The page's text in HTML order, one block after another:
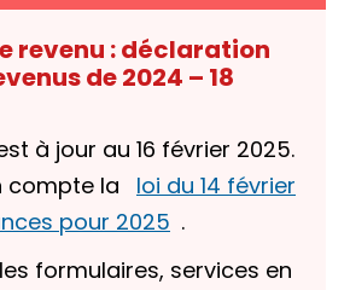
revenu : déclaration
de 2024 – 18
à jour au 16 février 2025.
compte la
loi du 14 février
pour 2025 .
formulaires, services en